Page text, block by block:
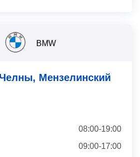
BMW
Мензелинский
08:00-19:00
09:00-17:00